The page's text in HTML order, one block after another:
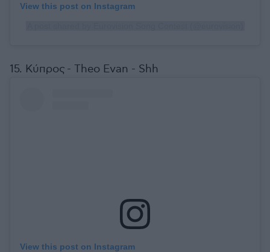
View this post on Instagram
15. Κύπρος - Theo Evan - Shh
View this post on Instagram